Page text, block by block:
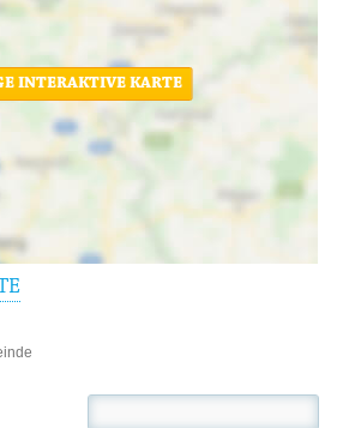
INTERAKTIVE KARTE